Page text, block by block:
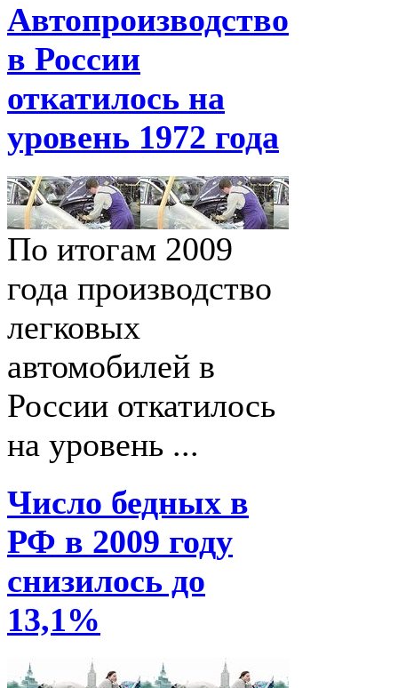
Автопроизводство
в России
откатилось на
уровень 1972 года
По итогам 2009
года производство
легковых
автомобилей в
России откатилось
на уровень ...
Число бедных в
РФ в 2009 году
снизилось до
13,1%